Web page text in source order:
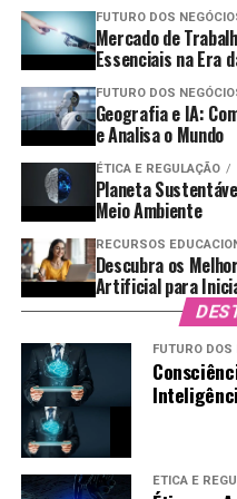
café, água e leite
uniformemente
Manutenção da
automático da
o café seja sempre
Customização:
programáveis, elas
preferências
qualidade.
As Tendências
Cafeterias
O mercado de cafeterias
os baristas robô fazem
tendências:
realizados de forma
Fortalecer a
combinação de
algoritmos de IA
elevado de
As empresas estão
interações e como podem
negócios.
Casos de Uso
Inteligentes
Vários setores estão se
de contratos inteligentes.
FUTURO DOS
Mercado de
Essenciais na Era
FUTURO DOS
Geografia e IA:
e Analisa o Mundo
ÉTICA E REGULAÇÃO
Planeta
Meio Ambiente
RECURSOS
Descubra os
Artificial para
FUTURO DOS
ÉTICA E